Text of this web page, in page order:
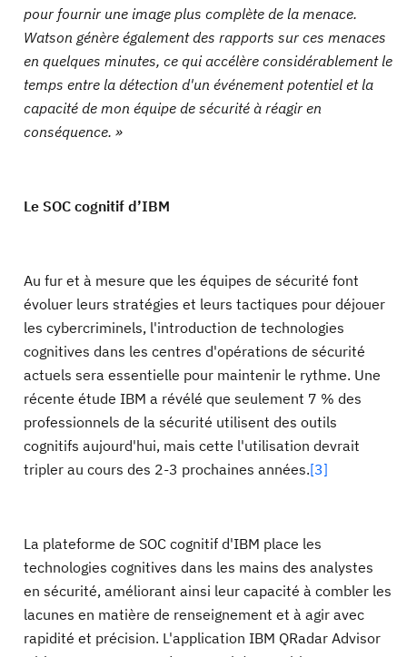
pour fournir une image plus complète de la menace.
Watson génère également des rapports sur ces menaces
en quelques minutes, ce qui accélère considérablement le
temps entre la détection d'un événement potentiel et la
capacité de mon équipe de sécurité à réagir en
conséquence. »
Le SOC cognitif d’IBM
Au fur et à mesure que les équipes de sécurité font
évoluer leurs stratégies et leurs tactiques pour déjouer
les cybercriminels, l'introduction de technologies
cognitives dans les centres d'opérations de sécurité
actuels sera essentielle pour maintenir le rythme. Une
récente étude IBM a révélé que seulement 7 % des
professionnels de la sécurité utilisent des outils
cognitifs aujourd'hui, mais cette l'utilisation devrait
tripler au cours des 2-3 prochaines années.[3]
La plateforme de SOC cognitif d'IBM place les
technologies cognitives dans les mains des analystes
en sécurité, améliorant ainsi leur capacité à combler les
lacunes en matière de renseignement et à agir avec
rapidité et précision. L'application IBM QRadar Advisor